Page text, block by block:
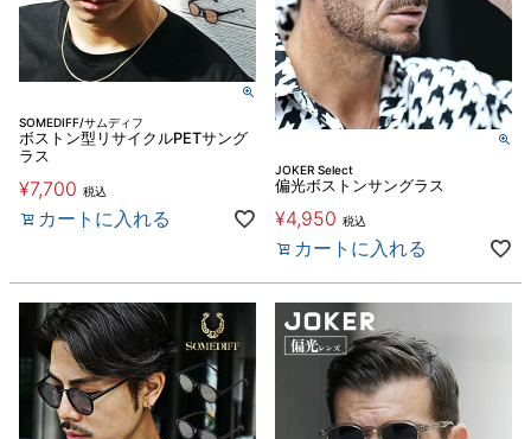
SOMEDIFF/サムディフ
ボストン型リサイクルPETサング
ラス
¥7,700 税込
カートに入れる
JOKER Select
偏光ボストンサングラス
¥4,950 税込
カートに入れる